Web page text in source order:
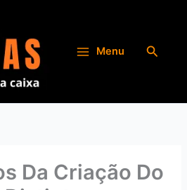
Menu
Da Criação Do